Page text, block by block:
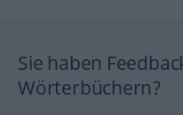
Sie haben
Wörterbüchern?